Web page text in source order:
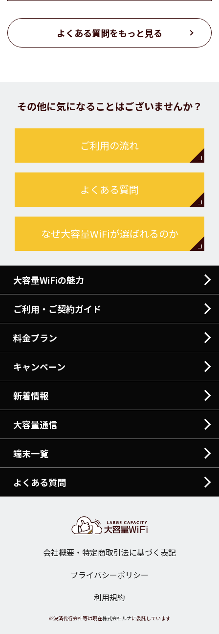
よくある質問をもっと見る
その他に気になることはございませんか？
ご利用の流れ
よくある質問
なぜ大容量WiFiが選ばれるのか
大容量WiFiの魅力
ご利用・ご契約ガイド
料金プラン
キャンペーン
新着情報
大容量通信
端末一覧
よくある質問
会社概要・特定商取引法に基づく表記
プライバシーポリシー
利用規約
※決済代行会社等は現在株式会社ルナに委託しています